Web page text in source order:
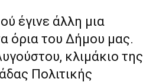
έγινε άλλη μια
όρια του Δήμου μας.
κλιμάκιο της
Πολιτικής